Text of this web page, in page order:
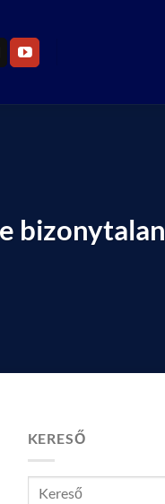
bizonytalan
KERESŐ